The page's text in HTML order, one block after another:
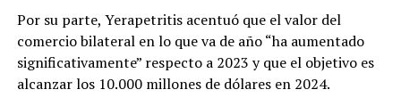
Por su parte, Yerapetritis acentuó que el valor del
comercio bilateral en lo que va de año “ha aumentado
significativamente” respecto a 2023 y que el objetivo es
alcanzar los 10.000 millones de dólares en 2024.